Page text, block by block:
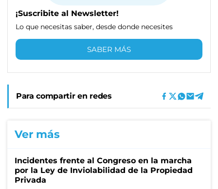
¡Suscribite al Newsletter!
Lo que necesitas saber, desde donde necesites
SABER MÁS
Para compartir en redes
Ver más
Incidentes frente al Congreso en la marcha
por la Ley de Inviolabilidad de la Propiedad
Privada